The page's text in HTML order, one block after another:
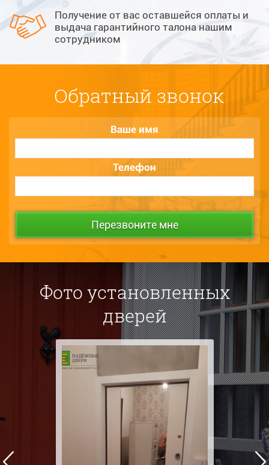
Получение от вас оставшейся оплаты и
выдача гарантийного талона нашим
сотрудником
Обратный звонок
Ваше имя
Телефон
Фото установленных
дверей